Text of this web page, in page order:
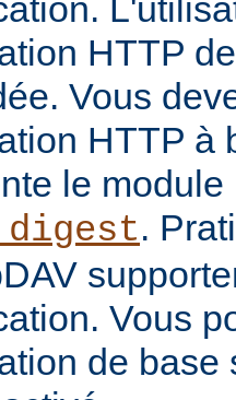
HTTP
Vous
HTTP à
le module
.
Vous
de base